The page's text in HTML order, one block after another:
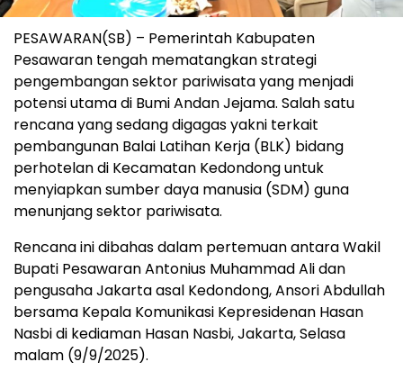
PESAWARAN(SB) – Pemerintah Kabupaten
Pesawaran tengah mematangkan strategi
pengembangan sektor pariwisata yang menjadi
potensi utama di Bumi Andan Jejama. Salah satu
rencana yang sedang digagas yakni terkait
pembangunan Balai Latihan Kerja (BLK) bidang
perhotelan di Kecamatan Kedondong untuk
menyiapkan sumber daya manusia (SDM) guna
menunjang sektor pariwisata.
Rencana ini dibahas dalam pertemuan antara Wakil
Bupati Pesawaran Antonius Muhammad Ali dan
pengusaha Jakarta asal Kedondong, Ansori Abdullah
bersama Kepala Komunikasi Kepresidenan Hasan
Nasbi di kediaman Hasan Nasbi, Jakarta, Selasa
malam (9/9/2025).